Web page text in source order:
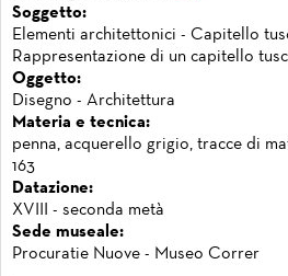
Soggetto:
Elementi architettonici - Capitello
Rappresentazione di un capitello
Oggetto:
Disegno - Architettura
Materia e tecnica:
penna, acquerello grigio, tracce di
163
Datazione:
XVIII - seconda metà
Sede museale:
Procuratie Nuove - Museo Correr